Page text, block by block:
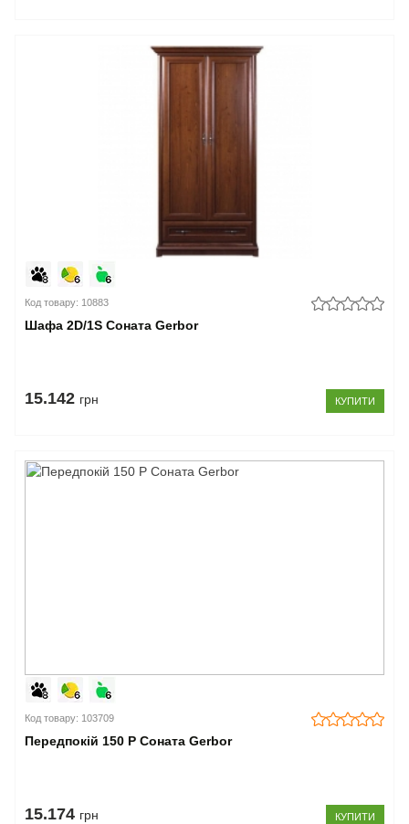
Код товару: 10883
Шафа 2D/1S Соната Gerbor
15.142 грн КУПИТИ
Код товару: 103709
Передпокій 150 P Соната Gerbor
15.174 грн КУПИТИ